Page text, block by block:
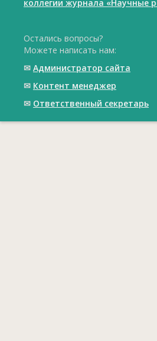
коллегии журнала «Научные
Остались вопросы?
Можете написать нам:
✉ Администратор сайта
✉ Контент менеджер
✉ Ответственный cекретарь